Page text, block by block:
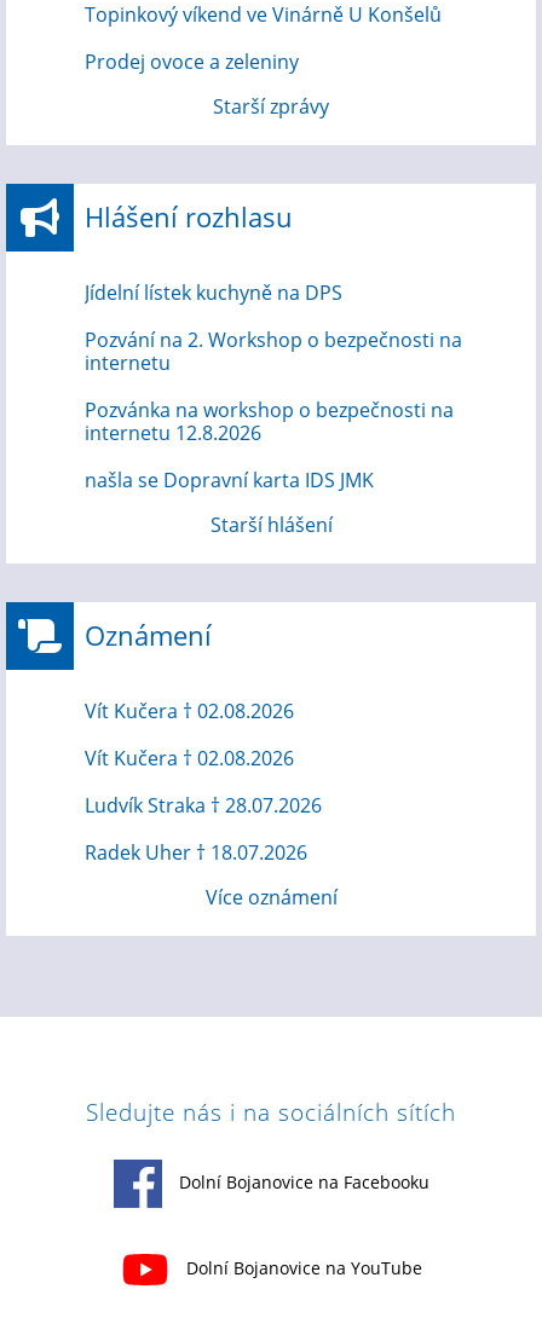
Topinkový víkend ve Vinárně U Konšelů
Prodej ovoce a zeleniny
Starší zprávy
Hlášení rozhlasu
Jídelní lístek kuchyně na DPS
Pozvání na 2. Workshop o bezpečnosti na
internetu
Pozvánka na workshop o bezpečnosti na
internetu 12.8.2026
našla se Dopravní karta IDS JMK
Starší hlášení
Oznámení
Vít Kučera † 02.08.2026
Vít Kučera † 02.08.2026
Ludvík Straka † 28.07.2026
Radek Uher † 18.07.2026
Více oznámení
Sledujte nás i na sociálních sítích
Dolní Bojanovice na Facebooku
Dolní Bojanovice na YouTube